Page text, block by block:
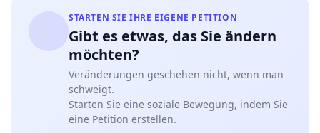
STARTEN SIE IHRE EIGENE PETITION
Gibt es etwas, das Sie ändern
möchten?
Veränderungen geschehen nicht, wenn man
schweigt.
Starten Sie eine soziale Bewegung, indem Sie
eine Petition erstellen.